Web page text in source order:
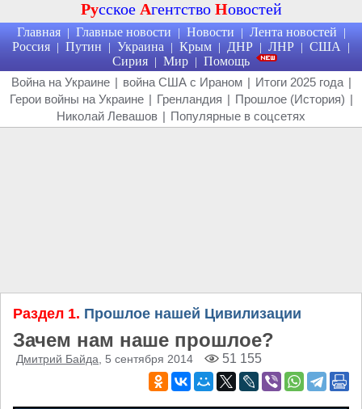
Русское Агентство Новостей
Главная | Главные новости | Новости | Лента новостей |
Россия | Путин | Украина | Крым | ДНР | ЛНР | США |
Сирия | Мир | Помощь
Война на Украине | война США с Ираном | Итоги 2025 года |
Герои войны на Украине | Гренландия | Прошлое (История) |
Николай Левашов | Популярные в соцсетях
Раздел 1. Прошлое нашей Цивилизации
Зачем нам наше прошлое?
Дмитрий Байда , 5 сентября 2014 51 155